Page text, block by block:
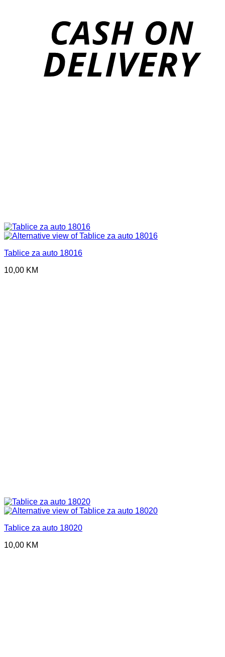
Tablice za auto 18016
10,00 KM
Tablice za auto 18020
10,00 KM